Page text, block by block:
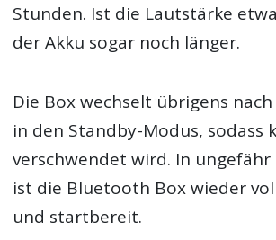
Stunden. Ist die Lautstärke
der Akku sogar noch länger.
Die Box wechselt übrigens
in den Standby-Modus, sodass
verschwendet wird. In
ist die Bluetooth Box wieder
und startbereit.